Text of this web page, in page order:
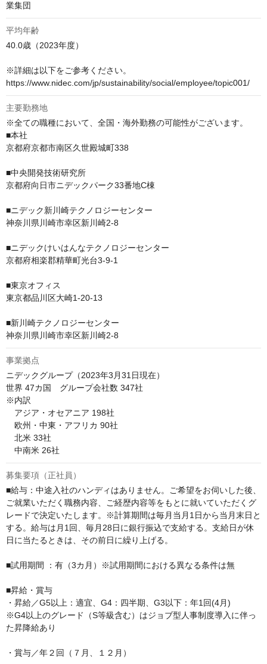
業集団
平均年齢
40.0歳（2023年度）
※詳細は以下をご参考ください。
https://www.nidec.com/jp/sustainability/social/employee/topic001/
主要勤務地
※全ての職種において、全国・海外勤務の可能性がございます。
■本社
京都府京都市南区久世殿城町338
■中央開発技術研究所
京都府向日市ニデックパーク33番地C棟
■ニデック新川崎テクノロジーセンター
神奈川県川崎市幸区新川崎2-8
■ニデックけいはんなテクノロジーセンター
京都府相楽郡精華町光台3-9-1
■東京オフィス
東京都品川区大崎1-20-13
■新川崎テクノロジーセンター
事業拠点
ニデックグループ（2023年3月31日現在）
世界 47カ国　グループ会社数 347社
※内訳
アジア・オセアニア 198社
欧州・中東・アフリカ 90社
北米 33社
募集要項（正社員）
■給与：中途入社のハンディはありません。ご希望をお伺いした後、
ご就業いただく職務内容、ご経歴内容等をもとに就いていただくグ
レードで決定いたします。※計算期間は毎月当月1日から当月末日と
する。給与は月1回、毎月28日に銀行振込で支給する。支給日が休
日に当たるときは、その前日に繰り上げる。
■試用期間 ：有（3カ月）※試用期間における異なる条件は無
■昇給・賞与
・昇給／G5以上：適宜、G4：四半期、G3以下：年1回(4月)
※G4以上のグレード（S等級含む）はジョブ型人事制度導入に伴っ
た昇降給あり
・賞与／年２回（７月、１２月）